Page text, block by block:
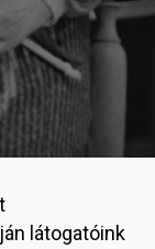
látogatóink